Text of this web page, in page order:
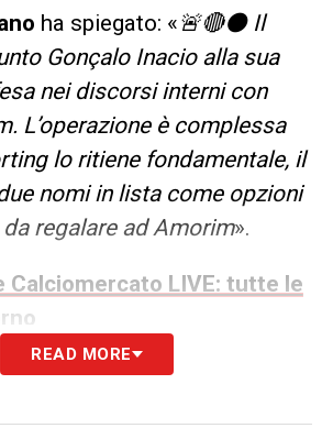
ha spiegato: «🚨🔴⚫️ Il
Gonçalo Inacio alla sua
nei discorsi interni con
L’operazione è complessa
lo ritiene fondamentale, il
nomi in lista come opzioni
regalare ad Amorim».
Calciomercato LIVE: tutte le
è particolarmente
READ MORE